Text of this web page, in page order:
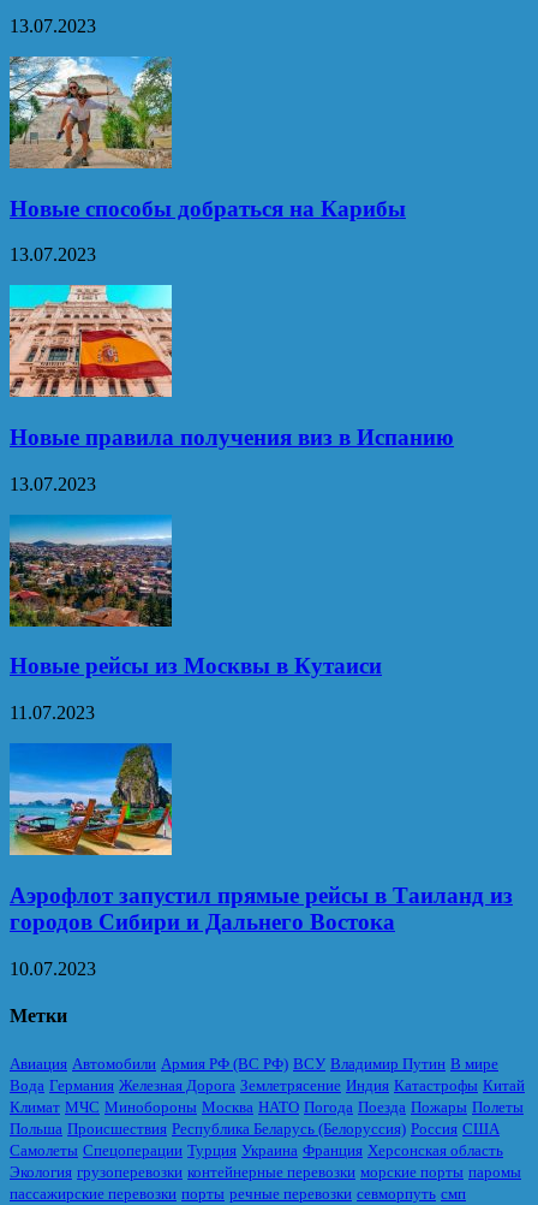
13.07.2023
Новые способы добраться на Карибы
13.07.2023
Новые правила получения виз в Испанию
13.07.2023
Новые рейсы из Москвы в Кутаиси
11.07.2023
Аэрофлот запустил прямые рейсы в Таиланд из
городов Сибири и Дальнего Востока
10.07.2023
Метки
Авиация Автомобили Армия РФ (ВС РФ) ВСУ Владимир Путин В мире
Вода Германия Железная Дорога Землетрясение Индия Катастрофы Китай
Климат МЧС Минобороны Москва НАТО Погода Поезда Пожары Полеты
Польша Происшествия Республика Беларусь (Белоруссия) Россия США
Самолеты Спецоперации Турция Украина Франция Херсонская область
Экология грузоперевозки контейнерные перевозки морские порты паромы
пассажирские перевозки порты речные перевозки севморпуть смп